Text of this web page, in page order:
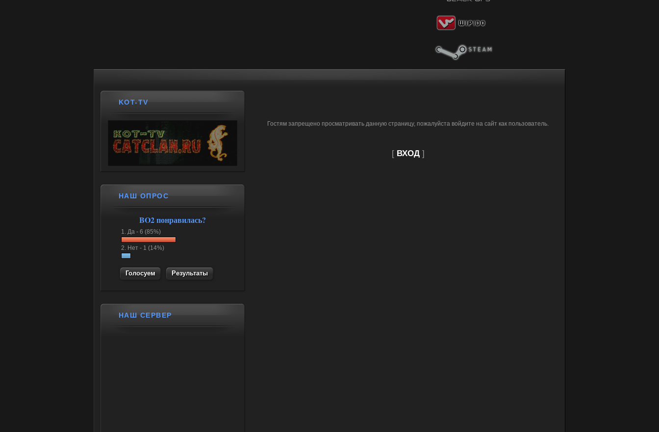
Гостям запрещено просматривать данную страницу, пожалуйста войдите на сайт как пользователь.
[ ВХОД]
KOT-TV
НАШ ОПРОС
BO2 понравилась?
1. Да - 6 (85%)
2. Нет - 1 (14%)
Результаты
НАШ СЕРВЕР